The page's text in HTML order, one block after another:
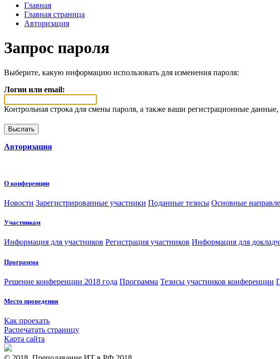
Главная
Главная страница
Авторизация
Запрос пароля
Выберите, какую информацию использовать для изменения пароля:
Логин или email:
Контрольная строка для смены пароля, а также ваши регистрационные
Авторизация
О конференции
Новости Зарегистрированные участники Поданные тезисы Основные
Участникам
Информация для участников Регистрация участников Информация для
Программа
Решение конференции 2018 года Программа Тезисы участников конференции
Место проведения
Как проехать
Распечатать страницу
Карта сайта